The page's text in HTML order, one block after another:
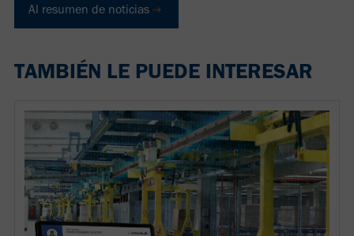
Al resumen de noticias
TAMBIÉN LE PUEDE INTERESAR